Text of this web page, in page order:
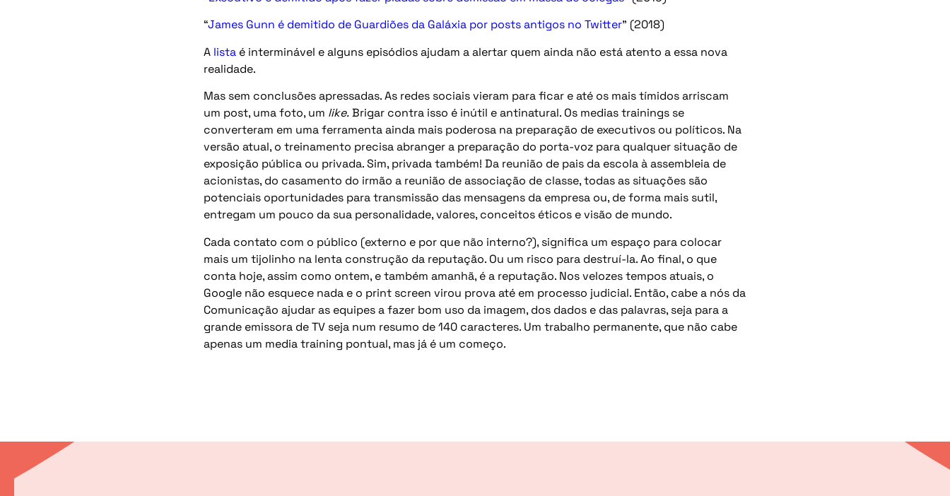
“James Gunn é demitido de Guardiões da Galáxia por posts antigos no Twitter” (2018)
A lista é interminável e alguns episódios ajudam a alertar quem ainda não está atento a essa nova
realidade.
Mas sem conclusões apressadas. As redes sociais vieram para ficar e até os mais tímidos arriscam
um post, uma foto, um like.Brigar contra isso é inútil e antinatural. Os medias trainings se
converteram em uma ferramenta ainda mais poderosa na preparação de executivos ou políticos. Na
versão atual, o treinamento precisa abranger a preparação do porta-voz para qualquer situação de
exposição pública ou privada. Sim, privada também! Da reunião de pais da escola à assembleia de
acionistas, do casamento do irmão a reunião de associação de classe, todas as situações são
potenciais oportunidades para transmissão das mensagens da empresa ou, de forma mais sutil,
entregam um pouco da sua personalidade, valores, conceitos éticos e visão de mundo.
Cada contato com o público (externo e por que não interno?), significa um espaço para colocar
mais um tijolinho na lenta construção da reputação. Ou um risco para destruí-la. Ao final, o que
conta hoje, assim como ontem, e também amanhã, é a reputação. Nos velozes tempos atuais, o
Google não esquece nada e o print screen virou prova até em processo judicial. Então, cabe a nós da
Comunicação ajudar as equipes a fazer bom uso da imagem, dos dados e das palavras, seja para a
grande emissora de TV seja num resumo de 140 caracteres. Um trabalho permanente, que não cabe
apenas um media training pontual, mas já é um começo.